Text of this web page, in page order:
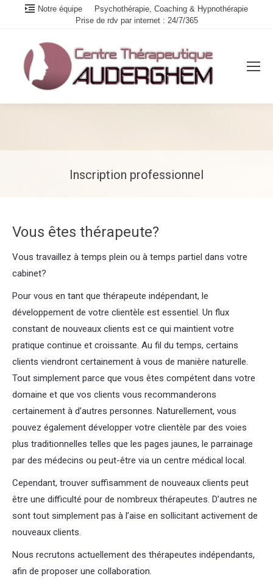
Notre équipe
Psychothérapie, Coaching & Hypnothérapie
Prise de rdv par internet : 24/7/365
Inscription professionnel
Vous êtes thérapeute?
Vous travaillez à temps plein ou à temps partiel dans votre
cabinet?
Pour vous en tant que thérapeute indépendant, le
développement de votre clientèle est essentiel. Un flux
constant de nouveaux clients est ce qui maintient votre
pratique continue et croissante. Au fil du temps, certains
clients viendront certainement à vous de manière naturelle.
Tout simplement parce que vous êtes compétent dans votre
domaine et que vos clients vous recommanderons
certainement à d’autres personnes. Naturellement, vous
pouvez également développer votre clientèle par des voies
plus traditionnelles telles que les pages jaunes, le parrainage
par des médecins ou peut-être via un centre médical local.
Cependant, trouver suffisamment de nouveaux clients peut
être une difficulté pour de nombreux thérapeutes. D’autres ne
sont tout simplement pas à l’aise en sollicitant activement de
nouveaux clients.
Nous recrutons actuellement des thérapeutes indépendants,
afin de proposer une collaboration.